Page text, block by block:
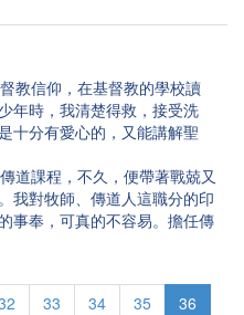
教信仰，在基督教的學校讀
年時，我清楚得救，接受洗
十分有愛心的，又能講解聖
道課程，不久，便帶著戰兢又
我對牧師、傳道人這職分的印
事奉，可真的不容易。擔任傳
33 34 35
36